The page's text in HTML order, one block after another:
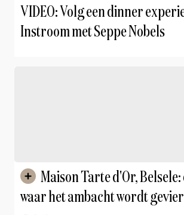
VIDEO: Volg een dinner
Instroom met Seppe Nobels
waar het ambacht wordt